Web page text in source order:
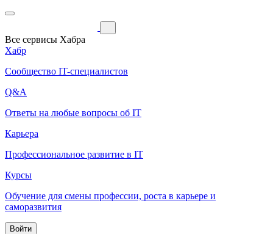
Все сервисы Хабра
Хабр
Сообщество IT-специалистов
Q&A
Ответы на любые вопросы об IT
Карьера
Профессиональное развитие в IT
Курсы
Обучение для смены профессии, роста в карьере и
саморазвития
Войти